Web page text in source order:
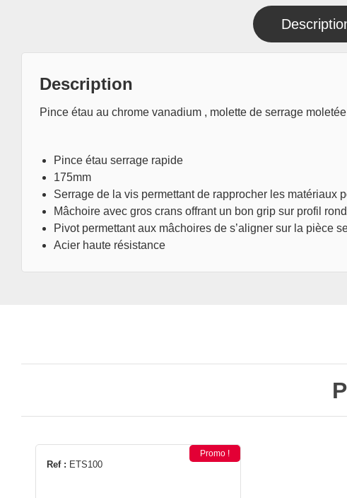
Description
Pince étau au chrome vanadium , molette de serrage
Pince étau serrage rapide
175mm
Serrage de la vis permettant de rapprocher les matériaux
Mâchoire avec gros crans offrant un bon grip sur profil
Pivot permettant aux mâchoires de s’aligner sur la pièce
Acier haute résistance
Ref : ETS100
Promo !